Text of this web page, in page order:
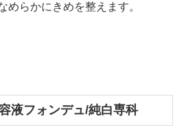
めらかにきめを整えます。
液フォンデュ/純白専科